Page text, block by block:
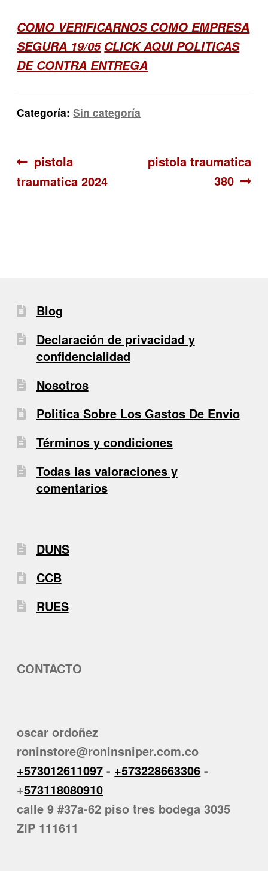
COMO VERIFICARNOS COMO EMPRESA
SEGURA 19/05 CLICK AQUI POLITICAS
DE CONTRA ENTREGA
Categoría:Sin categoría
Navegación
de
Anterior:
pistola
traumatica 2024
Siguiente:
pistola traumatica
380
Blog
Declaración de privacidad y
confidencialidad
Nosotros
Politica Sobre Los Gastos De Envio
Términos y condiciones
Todas las valoraciones y
comentarios
DUNS
CCB
RUES
CONTACTO
oscar ordoñez
roninstore@roninsniper.com.co
+573012611097 - +573228663306 -
+573118080910
calle 9 #37a-62 piso tres bodega 3035
ZIP 111611